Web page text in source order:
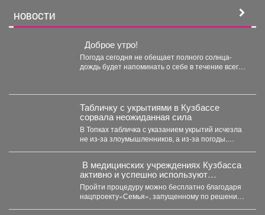
НОВОСТИ
Доброе утро!
Погода сегодня не обещает полного солнца-
дождь будет напоминать о себе в течение всего
Табличку с укрытиями в Кузбассе
сорвала неожиданная сила
В Топках табличка с указанием укрытий исчезла
не из-за злоумышленников, а из-за погоды.
В медицинских учреждениях Кузбасса
активно и успешно используют
вспомогательные репродуктивные
технологии, в том числе ЭКО
Пройти процедуру можно бесплатно благодаря
нацпроекту«Семья», запущенному по решению